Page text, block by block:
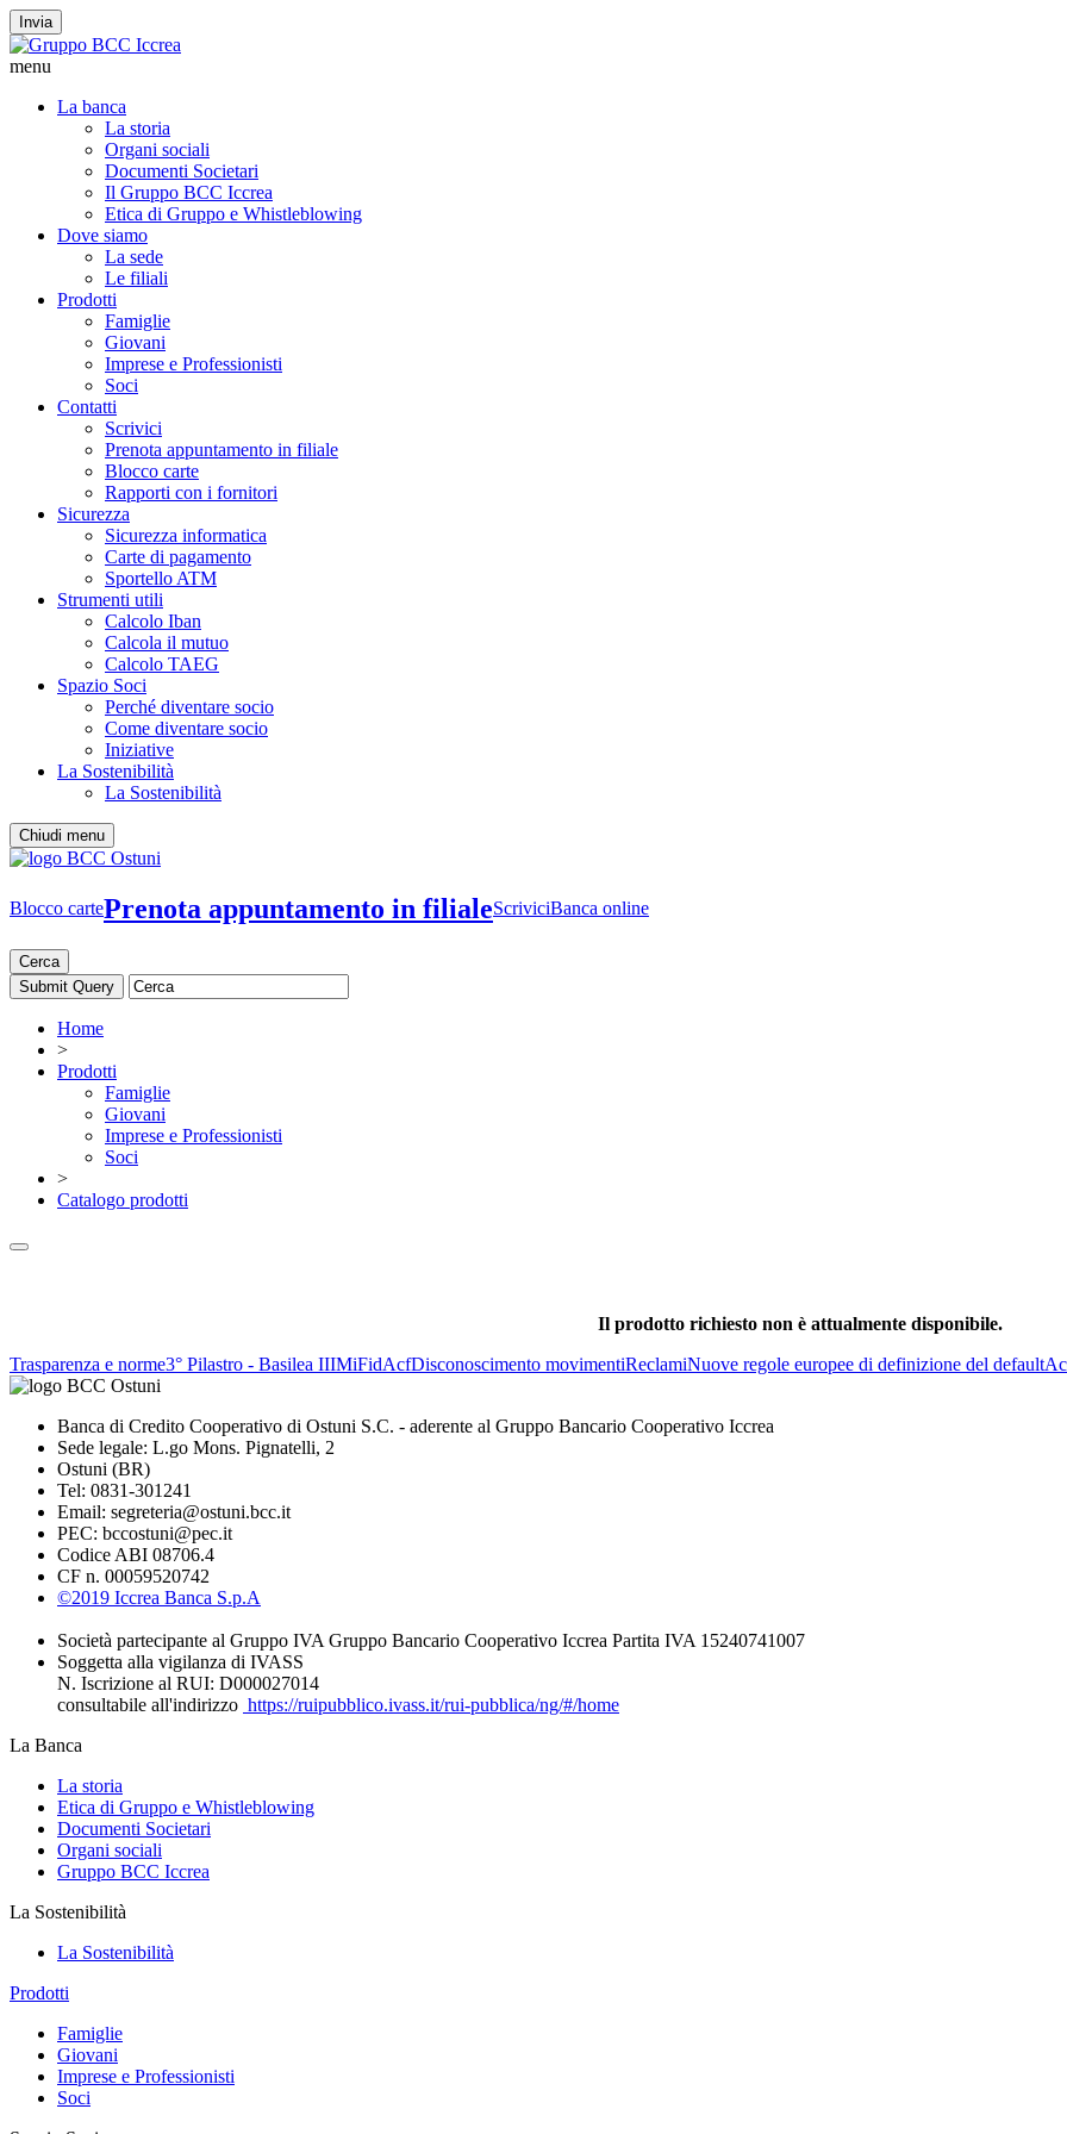
Invia
menu
La banca
La storia
Organi sociali
Documenti Societari
Il Gruppo BCC Iccrea
Etica di Gruppo e Whistleblowing
Dove siamo
La sede
Le filiali
Prodotti
Famiglie
Giovani
Imprese e Professionisti
Soci
Contatti
Scrivici
Prenota appuntamento in filiale
Blocco carte
Rapporti con i fornitori
Sicurezza
Sicurezza informatica
Carte di pagamento
Sportello ATM
Strumenti utili
Calcolo Iban
Calcola il mutuo
Calcolo TAEG
Spazio Soci
Perché diventare socio
Come diventare socio
Iniziative
La Sostenibilità
La Sostenibilità
Chiudi menu
Blocco cartePrenota appuntamento in filialeScriviciBanca online
Cerca
Home
>
Prodotti
Famiglie
Giovani
Imprese e Professionisti
Soci
>
Catalogo prodotti
Il prodotto richiesto non è attualmente disponibile.
Trasparenza e norme3° Pilastro - Basilea IIIMiFidAcfDisconoscimento movimentiReclamiNuove regole europee di definizione del default
Banca di Credito Cooperativo di Ostuni S.C. - aderente al Gruppo Bancario Cooperativo Iccrea
Sede legale: L.go Mons. Pignatelli, 2
Ostuni (BR)
Tel: 0831-301241
Email: segreteria@ostuni.bcc.it
PEC: bccostuni@pec.it
Codice ABI 08706.4
CF n. 00059520742
©2019 Iccrea Banca S.p.A
Società partecipante al Gruppo IVA Gruppo Bancario Cooperativo Iccrea Partita IVA 15240741007
Soggetta alla vigilanza di IVASS
N. Iscrizione al RUI: D000027014
consultabile all'indirizzo https://ruipubblico.ivass.it/rui-pubblica/ng/#/home
La Banca
La storia
Etica di Gruppo e Whistleblowing
Documenti Societari
Organi sociali
Gruppo BCC Iccrea
La Sostenibilità
La Sostenibilità
Prodotti
Famiglie
Giovani
Imprese e Professionisti
Soci